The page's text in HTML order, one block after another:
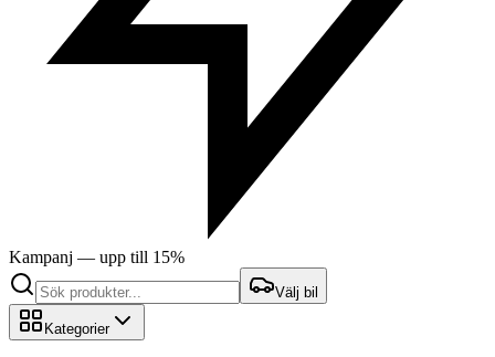
Kampanj — upp till 15%
Välj bil
Kategorier